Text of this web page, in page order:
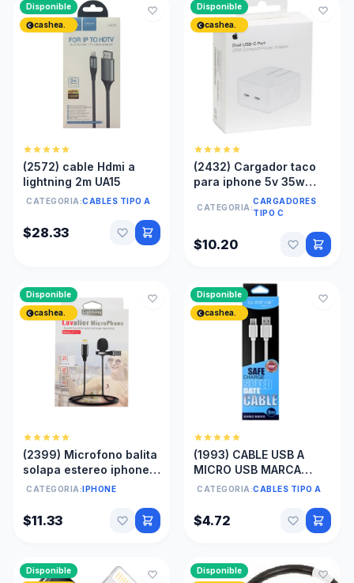
Disponible
cashea.
(2572) cable Hdmi a
lightning 2m UA15
CATEGORIA:CABLES TIPO A
$28.33
Disponible
cashea.
(2432) Cargador taco
para iphone 5v 35w
doble puerto tipo c
CATEGORIA:
CARGADORES
TIPO C
$10.20
Disponible
cashea.
(2399) Microfono balita
solapa estereo iphone
lightning multiuso para
CATEGORIA:IPHONE
$11.33
Disponible
cashea.
(1993) CABLE USB A
MICRO USB MARCA
LITOP 1MTS CAJITA
CATEGORIA:CABLES TIPO A
$4.72
Disponible
Disponible